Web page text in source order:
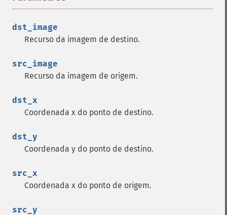
dst_image
Recurso da imagem de destino.
src_image
Recurso da imagem de origem.
dst_x
Coordenada x do ponto de destino.
dst_y
Coordenada y do ponto de destino.
src_x
Coordenada x do ponto de origem.
src_y